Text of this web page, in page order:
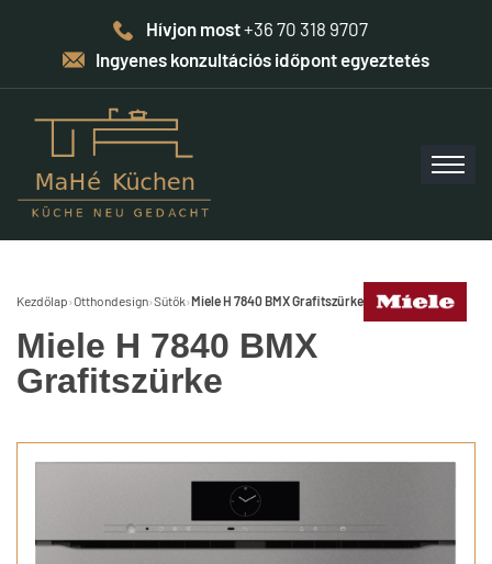
Hívjon most+36 70 318 9707
Ingyenes konzultációs időpont egyeztetés
Kezdőlap›Otthondesign›Sütők›Miele H 7840 BMX Grafitszürke
Miele H 7840 BMX
Grafitszürke